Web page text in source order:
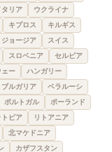
タリア
ウクライナ
キプロス
キルギス
ジョージア
スイス
スロベニア
セルビア
ェー
ハンガリー
ブルガリア
ベラルーシ
ポルトガル
ポーランド
トビア
リトアニア
北マケドニア
カザフスタン